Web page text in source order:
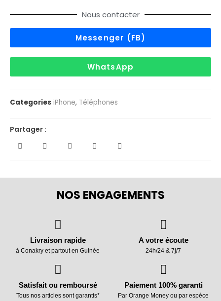
Nous contacter
Messenger (FB)
WhatsApp
Categories iPhone, Téléphones
Partager :
NOS ENGAGEMENTS
Livraison rapide
à Conakry et partout en Guinée
A votre écoute
24h/24 & 7j/7
Satisfait ou remboursé
Tous nos articles sont garantis*
Paiement 100% garanti
Par Orange Money ou par espèce